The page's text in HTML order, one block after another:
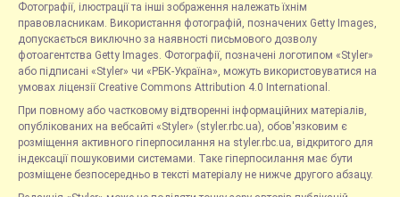
Фотографії, ілюстрації та інші зображення належать їхнім
правовласникам. Використання фотографій, позначених Getty Images,
допускається виключно за наявності письмового дозволу
фотоагентства Getty Images. Фотографії, позначені логотипом «Styler»
або підписані «Styler» чи «РБК-Україна», можуть використовуватися на
умовах ліцензії Creative Commons Attribution 4.0 International.
При повному або частковому відтворенні інформаційних матеріалів,
опублікованих на вебсайті «Styler» (styler.rbc.ua), обов'язковим є
розміщення активного гіперпосилання на styler.rbc.ua, відкритого для
індексації пошуковими системами. Таке гіперпосилання має бути
розміщене безпосередньо в тексті матеріалу не нижче другого абзацу.